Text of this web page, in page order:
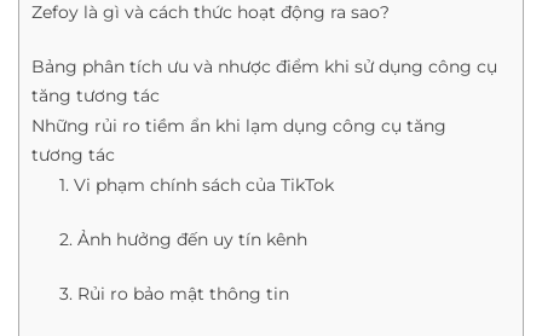
Zefoy là gì và cách thức hoạt động ra sao?
Bảng phân tích ưu và nhược điểm khi sử dụng công cụ
tăng tương tác
Những rủi ro tiềm ẩn khi lạm dụng công cụ tăng
tương tác
1. Vi phạm chính sách của TikTok
2. Ảnh hưởng đến uy tín kênh
3. Rủi ro bảo mật thông tin